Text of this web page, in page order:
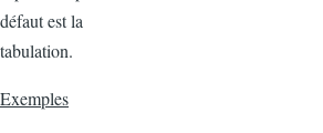
défaut est la
tabulation.
Exemples